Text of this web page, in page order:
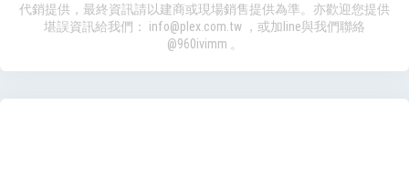
代銷提供，最終資訊請以建商或現場銷售提供為準。亦歡迎您提供
堪誤資訊給我們： info@plex.com.tw ，或加line與我們聯絡
@960ivimm 。